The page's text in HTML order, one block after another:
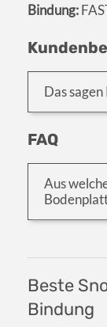
Bindung:
Das
FAQ
Aus
Beste
Bindung